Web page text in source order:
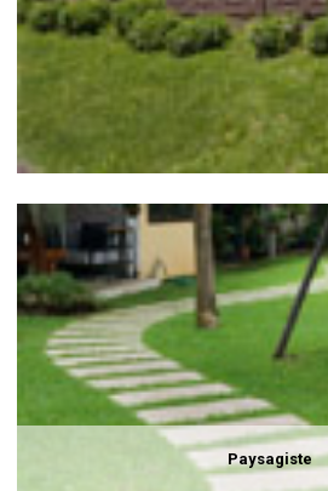
Paysagiste